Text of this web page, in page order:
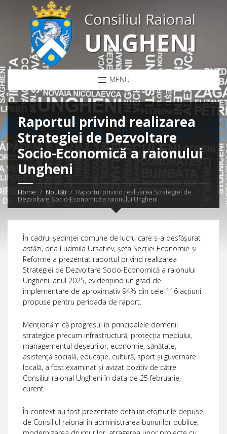
MENU
Raportul privind realizarea
Strategiei de Dezvoltare
Socio-Economică a raionului
Ungheni
Home Noutăți
Raportul privind realizarea Strategiei de
Dezvoltare Socio-Economică a raionului Ungheni
În cadrul ședinței comune de lucru care s-a desfășurat
astăzi, dna Ludmila Ursatiev, șefa Secției Economie și
Reforme a prezentat raportul privind realizarea
Strategiei de Dezvoltare Socio-Economică a raionului
Ungheni, anul 2025, evidențiind un grad de
implementare de aproximativ 94% din cele 116 acțiuni
propuse pentru perioada de raport.
Menționăm că progresul în principalele domenii
strategice precum infrastructură, protecția mediului,
managementul deșeurilor, economie, sănătate,
asistență socială, educație, cultură, sport și guvernare
locală, a fost examinat și avizat pozitiv de către
Consiliul raional Ungheni în data de 25 februarie,
curent.
În context au fost prezentate detaliat eforturile depuse
de Consiliul raional în administrarea bunurilor publice,